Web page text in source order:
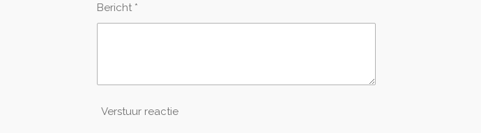
Bericht *
Verstuur reactie